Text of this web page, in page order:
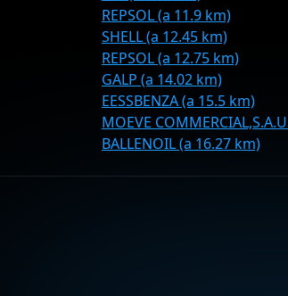
REPSOL (a 11.9 km)
SHELL (a 12.45 km)
REPSOL (a 12.75 km)
GALP (a 14.02 km)
EESSBENZA (a 15.5 km)
MOEVE
BALLENOIL (a 16.27 km)